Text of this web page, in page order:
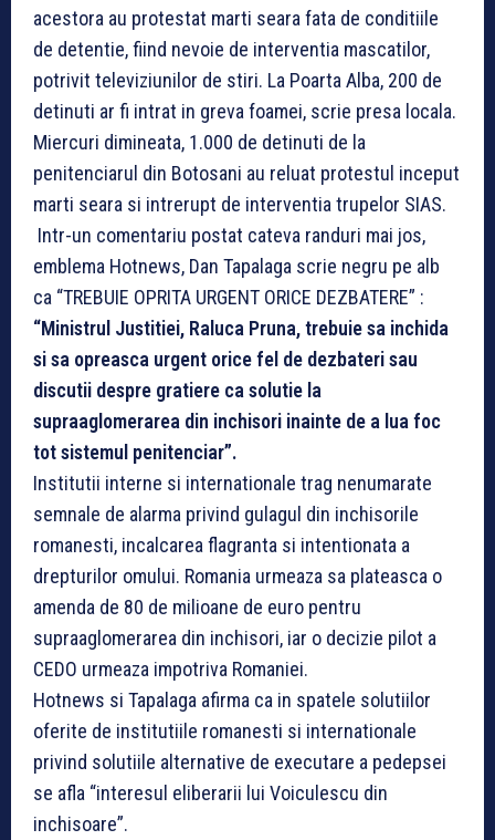
acestora au protestat marti seara fata de conditiile
de detentie, fiind nevoie de interventia mascatilor,
potrivit televiziunilor de stiri. La Poarta Alba, 200 de
detinuti ar fi intrat in greva foamei, scrie presa locala.
Miercuri dimineata, 1.000 de detinuti de la
penitenciarul din Botosani au reluat protestul inceput
marti seara si intrerupt de interventia trupelor SIAS.
Intr-un comentariu postat cateva randuri mai jos,
emblema Hotnews, Dan Tapalaga scrie negru pe alb
ca “TREBUIE OPRITA URGENT ORICE DEZBATERE” :
“Ministrul Justitiei, Raluca Pruna, trebuie sa inchida
si sa opreasca urgent orice fel de dezbateri sau
discutii despre gratiere ca solutie la
supraaglomerarea din inchisori inainte de a lua foc
tot sistemul penitenciar”.
Institutii interne si internationale trag nenumarate
semnale de alarma privind gulagul din inchisorile
romanesti, incalcarea flagranta si intentionata a
drepturilor omului. Romania urmeaza sa plateasca o
amenda de 80 de milioane de euro pentru
supraaglomerarea din inchisori, iar o decizie pilot a
CEDO urmeaza impotriva Romaniei.
Hotnews si Tapalaga afirma ca in spatele solutiilor
oferite de institutiile romanesti si internationale
privind solutiile alternative de executare a pedepsei
se afla “interesul eliberarii lui Voiculescu din
inchisoare”.